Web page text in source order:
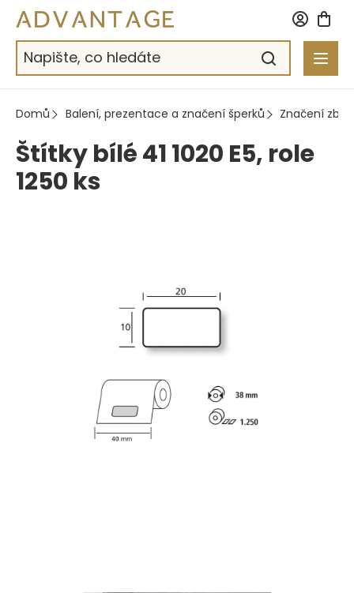
Přejít
obsah
Domů Balení, prezentace a značení šperků Značení
Štítky bílé 41 1020 E5, role
1250 ks